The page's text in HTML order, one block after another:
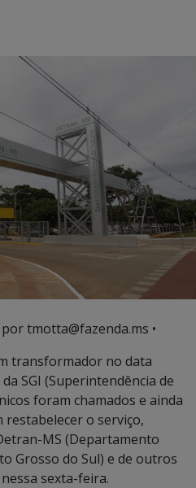
por tmotta@fazenda.ms •
transformador no data
SGI (Superintendência de
foram chamados e ainda
o serviço,
MS (Departamento
Grosso do Sul) e de outros
sexta-feira.